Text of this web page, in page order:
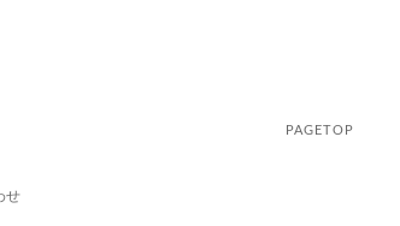
PAGETOP
せ